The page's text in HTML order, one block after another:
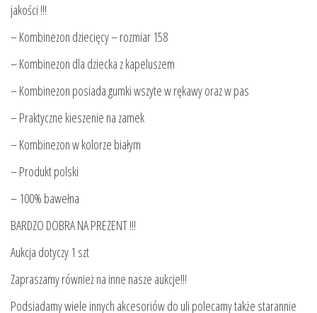
jakości !!!
– Kombinezon dziecięcy – rozmiar 158
– Kombinezon dla dziecka z kapeluszem
– Kombinezon posiada gumki wszyte w rękawy oraz w pas
– Praktyczne kieszenie na zamek
– Kombinezon w kolorze białym
– Produkt polski
– 100% bawełna
BARDZO DOBRA NA PREZENT !!!
Aukcja dotyczy 1 szt
Zapraszamy również na inne nasze aukcje!!!
Podsiadamy wiele innych akcesoriów do uli polecamy także starannie